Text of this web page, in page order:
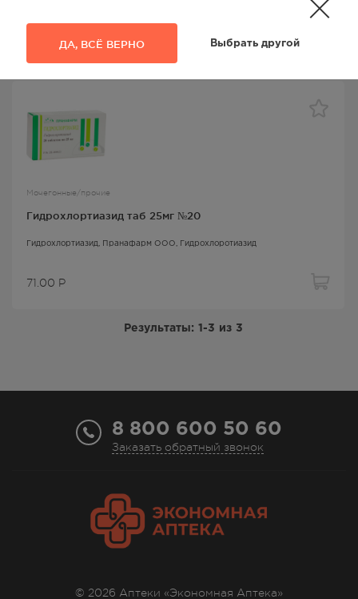
ДА, ВСЁ ВЕРНО Выбрать другой
53.00Р
Мочегонные/прочие
Гидрохлортиазид таб 25мг №20
Гидрохлортиазид, Пранафарм ООО, Гидрохлоротиазид
71.00 Р
Результаты: 1-3 из 3
8 800 600 50 60
Заказать обратный звонок
© 2026 Аптеки «Экономная Аптека»